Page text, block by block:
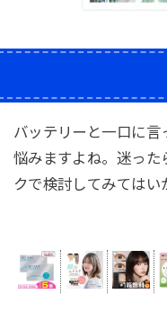
バッテリーと一口に言
悩みますよね。迷った
クで検討してみてはい